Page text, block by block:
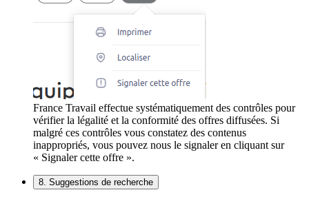
France Travail effectue systématiquement des contrôles pour
vérifier la légalité et la conformité des offres diffusées. Si
malgré ces contrôles vous constatez des contenus
inappropriés, vous pouvez nous le signaler en cliquant sur
« Signaler cette offre ».
8. Suggestions de recherche